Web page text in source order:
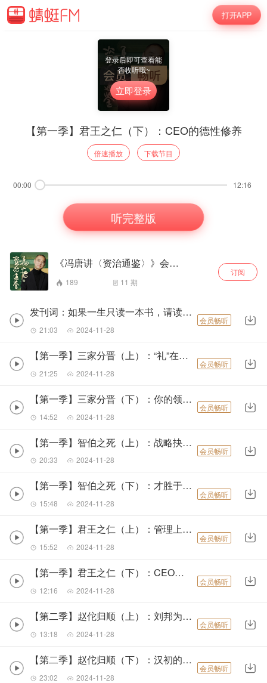
打开APP
登录后即可查看能
否收听哦~
立即登录
【第一季】君王之仁（下）：CEO的德性修养
倍速播放 下载节目
00:00 12:16
听完整版
《冯唐讲〈资治通鉴〉》会员节目
189 11 期
订阅
发刊词：如果一生只读一本书，请读《资治通鉴》
21:03 2024-11-28
会员畅听
【第一季】三家分晋（上）：“礼”在管理中的重要性和运用
21:25 2024-11-28
会员畅听
【第一季】三家分晋（下）：你的领导会怎么看待“名”与“器”？
14:52 2024-11-28
会员畅听
【第一季】智伯之死（上）：战略抉择切忌“既要……还要……”
20:33 2024-11-28
会员畅听
【第一季】智伯之死（下）：才胜于德的悲剧
15:48 2024-11-28
会员畅听
【第一季】君王之仁（上）：管理上的“仁”，不是道德的概念
15:52 2024-11-28
会员畅听
【第一季】君王之仁（下）：CEO的德性修养
12:16 2024-11-28
会员畅听
【第二季】赵佗归顺（上）：刘邦为什么对南越采取了讲和的战略？
13:18 2024-11-28
会员畅听
【第二季】赵佗归顺（下）：汉初的发展战略是如何确立的？
23:02 2024-11-28
会员畅听